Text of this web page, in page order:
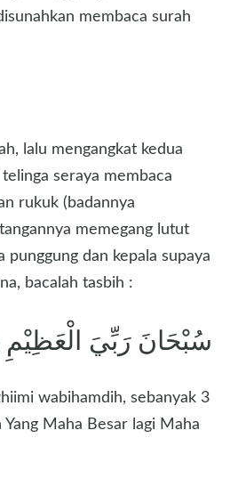
membaca surah
lalu mengangkat kedua
seraya membaca
rukuk (badannya
memegang lutut
punggung dan kepala supaya
bacalah tasbih :
سُبْحَانَ رَبِّيَ الْعَظِيْمِ
wabihamdih, sebanyak 3
Yang Maha Besar lagi Maha